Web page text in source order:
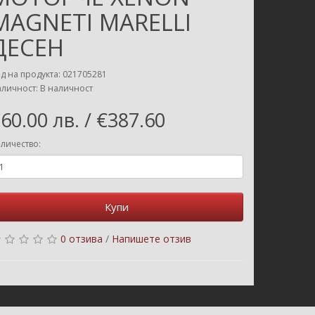
MARELLI
на продукта: 021705281
В наличност
лв. / €387.60
Купи
0 отзива / Напишете отзив